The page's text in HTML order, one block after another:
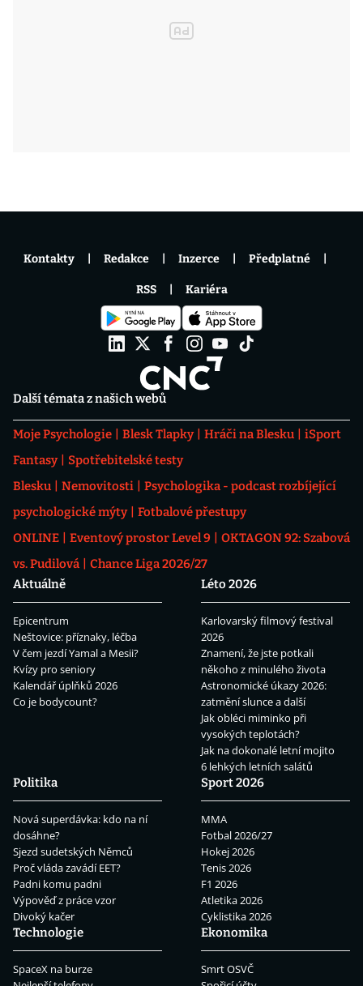
Další témata z našich webů
Moje Psychologie Blesk Tlapky Hráči na Blesku
iSport
Fantasy
Spotřebitelské testy
Blesku
Nemovitosti
Psychologika - podcast rozbíjející
psychologické mýty
Fotbalové přestupy
ONLINE
Eventový prostor Level 9
OKTAGON 92: Szabová
vs. Pudilová
Chance Liga 2026/27
Aktuálně
Epicentrum
Neštovice: příznaky, léčba
V čem jezdí Yamal a Mesii?
Kvízy pro seniory
Kalendář úplňků 2026
Co je bodycount?
Léto 2026
Karlovarský filmový festival
2026
Znamení, že jste potkali
někoho z minulého života
Astronomické úkazy 2026:
zatmění slunce a další
Jak obléci miminko při
vysokých teplotách?
Jak na dokonalé letní mojito
6 lehkých letních salátů
Politika
Nová superdávka: kdo na ní
dosáhne?
Sjezd sudetských Němců
Proč vláda zavádí EET?
Padni komu padni
Výpověď z práce vzor
Divoký kačer
Sport 2026
MMA
Fotbal 2026/27
Hokej 2026
Tenis 2026
F1 2026
Atletika 2026
Cyklistika 2026
Technologie
SpaceX na burze
Ekonomika
Smrt OSVČ
Kontakty Redakce Inzerce Předplatné
RSS Kariéra